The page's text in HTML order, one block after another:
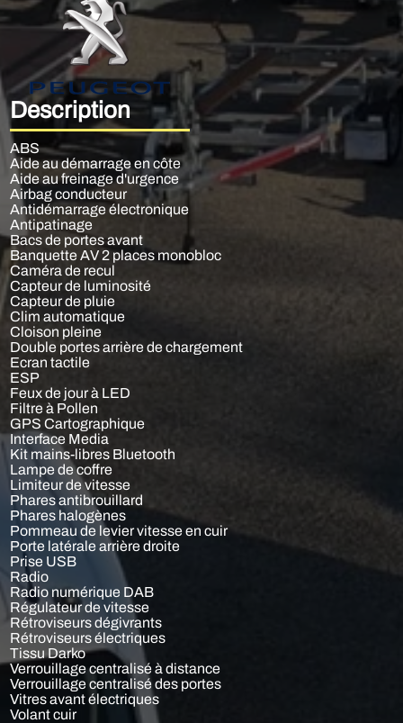
Description
ABS
Aide au démarrage en côte
Aide au freinage d'urgence
Airbag conducteur
Antidémarrage électronique
Antipatinage
Bacs de portes avant
Banquette AV 2 places monobloc
Caméra de recul
Capteur de luminosité
Capteur de pluie
Clim automatique
Cloison pleine
Double portes arrière de chargement
Ecran tactile
ESP
Feux de jour à LED
Filtre à Pollen
GPS Cartographique
Interface Media
Kit mains-libres Bluetooth
Lampe de coffre
Limiteur de vitesse
Phares antibrouillard
Phares halogènes
Pommeau de levier vitesse en cuir
Porte latérale arrière droite
Prise USB
Radio
Radio numérique DAB
Régulateur de vitesse
Rétroviseurs dégivrants
Rétroviseurs électriques
Tissu Darko
Verrouillage centralisé à distance
Verrouillage centralisé des portes
Vitres avant électriques
Volant cuir